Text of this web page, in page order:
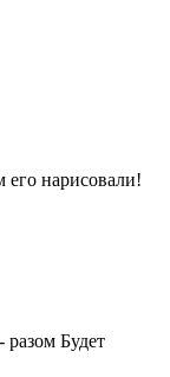
его нарисовали!
разом Будет